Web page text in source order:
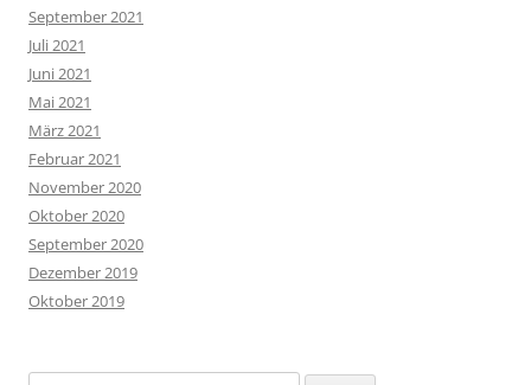
September 2021
Juli 2021
Juni 2021
Mai 2021
März 2021
Februar 2021
November 2020
Oktober 2020
September 2020
Dezember 2019
Oktober 2019